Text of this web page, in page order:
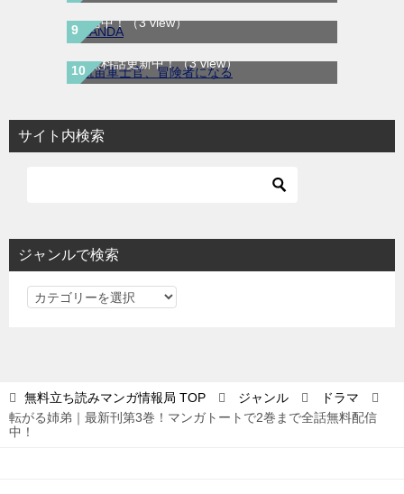
配信中！（3 view）
航宙軍士官、冒険者になる｜最新刊第6巻！
第5巻まで無料で読めるマンガアプリ！※順
次無料話更新中！（3 view）
サイト内検索
ジャンルで検索
ジ
検
索
無料立ち読みマンガ情報局 TOP ジャンル
ドラマ
転がる姉弟｜最新刊第3巻！マンガトートで2巻まで全話無料配信
中！